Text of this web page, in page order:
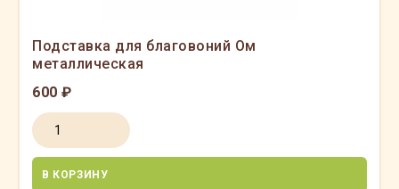
Подставка для благовоний Ом
металлическая
600 ₽
В КОРЗИНУ